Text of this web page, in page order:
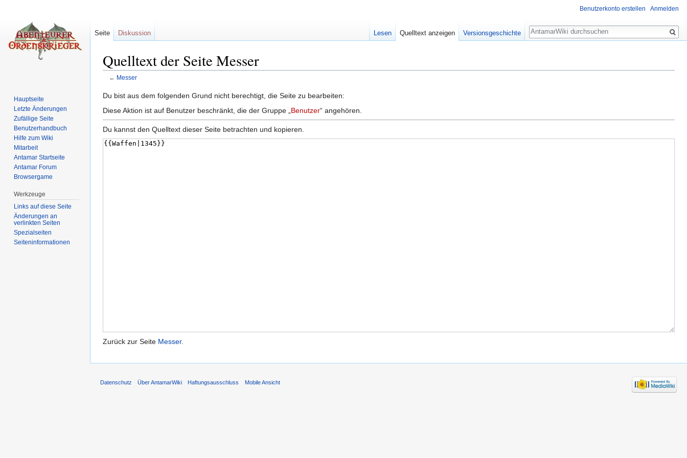
Quelltext der Seite Messer
← Messer
Du bist aus dem folgenden Grund nicht berechtigt, die Seite zu bearbeiten:
Diese Aktion ist auf Benutzer beschränkt, die der Gruppe „ Benutzer“ angehören.
Du kannst den Quelltext dieser Seite betrachten und kopieren.
Zurück zur Seite Messer.
Benutzerkonto erstellen Anmelden
Seite Diskussion Lesen Quelltext anzeigen Versionsgeschichte
Suche
Hauptseite
Letzte Änderungen
Zufällige Seite
Benutzerhandbuch
Hilfe zum Wiki
Mitarbeit
Antamar Startseite
Antamar Forum
Browsergame
Werkzeuge
Links auf diese Seite
Änderungen an
verlinkten Seiten
Spezialseiten
Seiten­informationen
Datenschutz Über AntamarWiki Haftungsausschluss Mobile Ansicht